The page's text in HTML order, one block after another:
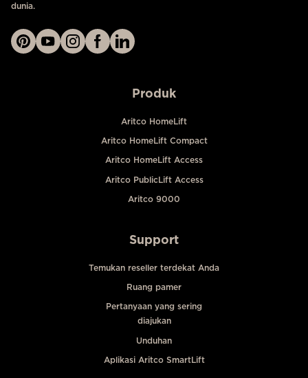
dunia.
Produk
Aritco HomeLift
Aritco HomeLift Compact
Aritco HomeLift Access
Aritco PublicLift Access
Aritco 9000
Support
Temukan reseller terdekat Anda
Ruang pamer
Pertanyaan yang sering
diajukan
Unduhan
Aplikasi Aritco SmartLift